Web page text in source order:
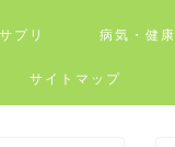
プリ 病気・健康
サイトマップ